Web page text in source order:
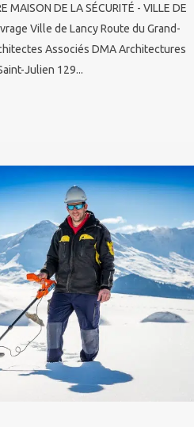
MAISON DE LA SÉCURITÉ - VILLE DE
Ville de Lancy Route du Grand-
Associés DMA Architectures
Julien 129...